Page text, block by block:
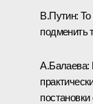
В.Путин: То
подменить
А.Балаева: